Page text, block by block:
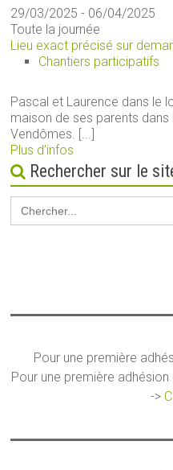
29/03/2025 - 06/04/2025
Toute la journée
Lieu exact précisé sur
Chantiers participatifs
Pascal et Laurence dans le
maison de ses parents
Vendômes. [...]
Plus d’infos
Rechercher sur le
Search
for:
Pour une première
Pour une première
->